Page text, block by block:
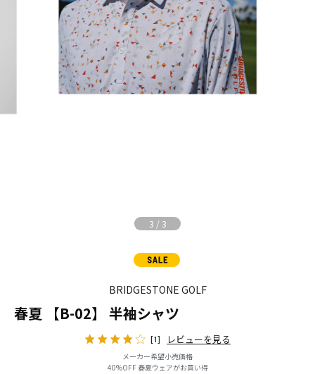
3 / 3
BRIDGESTONE GOLF
春夏 【B-02】 半袖シャツ
[1] レビューを見る
メーカー希望小売価格
40%OFF 春夏ウェアがお買い得